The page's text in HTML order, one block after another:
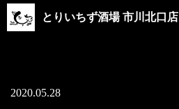
とりいちず酒場 市川北口店
2020.05.28